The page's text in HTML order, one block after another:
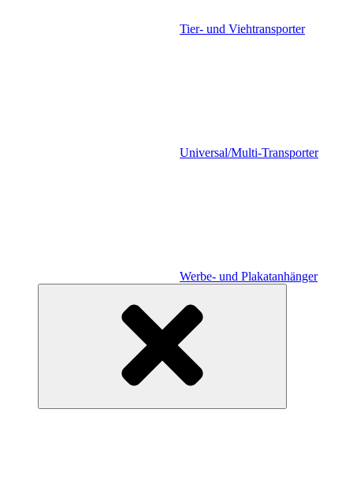
Tier- und Viehtransporter
Universal/Multi-Transporter
Werbe- und Plakatanhänger